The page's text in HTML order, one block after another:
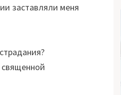
заставляли меня